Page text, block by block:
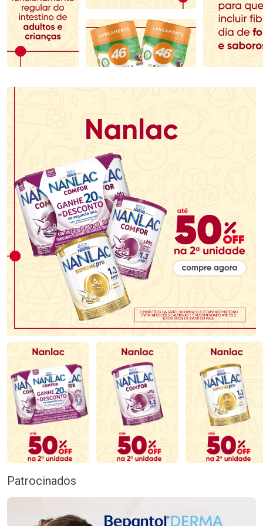
Comprar sem Desconto
Por R$ 76,48/cada
Comprar sem Desconto
Por R$ 76,48/cada
Comprar sem Desconto
Por R$ 52,99/cada
Comprar sem Desconto
Por R$ 52,99/cada
Patrocinados